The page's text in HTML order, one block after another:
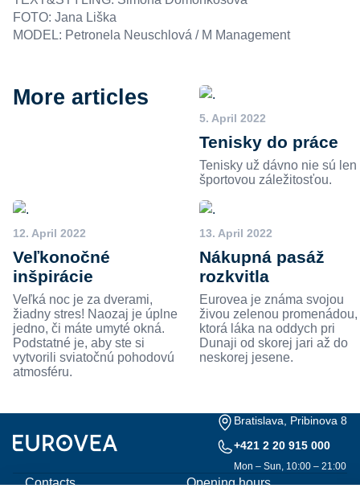
FOTO: Jana Liška
MODEL: Petronela Neuschlová / M Management
More articles
5. April 2022
Tenisky do práce
Tenisky už dávno nie sú len
športovou záležitosťou.
12. April 2022
Veľkonočné
inšpirácie
Veľká noc je za dverami,
žiadny stres! Naozaj je úplne
jedno, či máte umyté okná.
Podstatné je, aby ste si
vytvorili sviatočnú pohodovú
atmosféru.
13. April 2022
Nákupná pasáž
rozkvitla
Eurovea je známa svojou
živou zelenou promenádou,
ktorá láka na oddych pri
Dunaji od skorej jari až do
neskorej jesene.
Bratislava, Pribinova 8
+421 2 20 915 000
Mon – Sun, 10:00 – 21:00
Contacts Opening hours